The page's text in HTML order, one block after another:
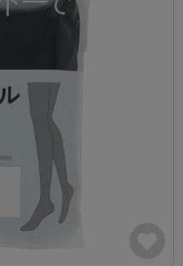
ス
ソックス
クス
ソックス